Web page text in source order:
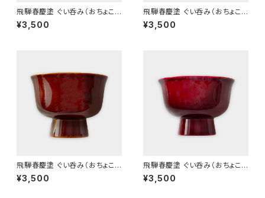
飛騨春慶塗 ぐい呑み（おちょこ）
C (2025)
¥3,500
飛騨春慶塗 ぐい呑み（おちょこ）
C 紅 (2025)
¥3,500
飛騨春慶塗 ぐい呑み（おちょこ）
A (2025)
¥3,500
飛騨春慶塗 ぐい呑み（おちょこ）
A 紅 (2025)
¥3,500